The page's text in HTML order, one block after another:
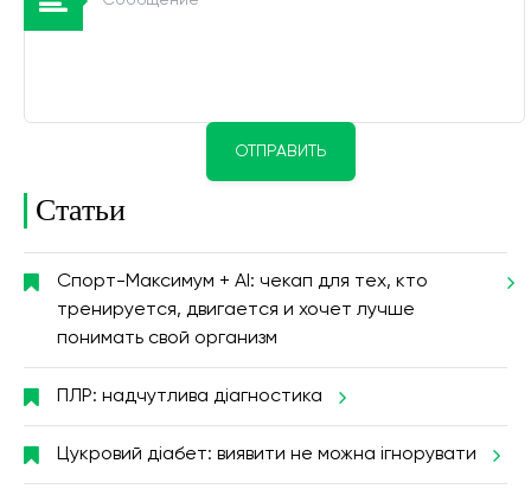
ОТПРАВИТЬ
Статьи
Спорт-Максимум + AI: чекап для тех, кто
тренируется, двигается и хочет лучше
понимать свой организм
ПЛР: надчутлива діагностика
Цукровий діабет: виявити не можна ігнорувати